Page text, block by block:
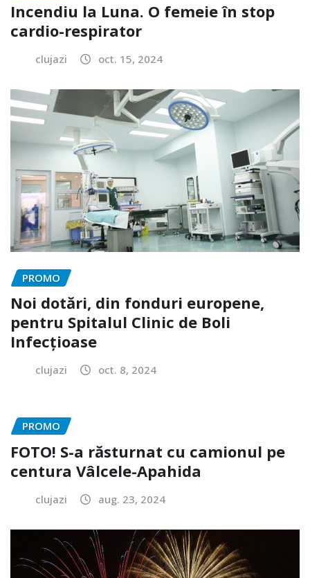
Incendiu la Luna. O femeie în stop
cardio-respirator
clujazi oct. 15, 2024
PROMO
Noi dotări, din fonduri europene,
pentru Spitalul Clinic de Boli
Infecțioase
clujazi oct. 8, 2024
PROMO
FOTO! S-a răsturnat cu camionul pe
centura Vâlcele-Apahida
clujazi aug. 23, 2024